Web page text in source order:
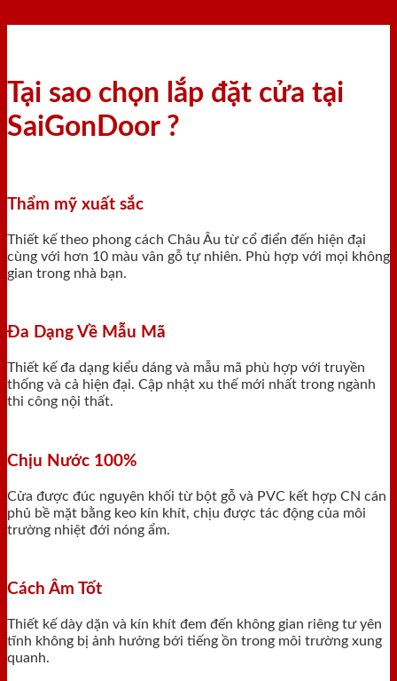
Tại sao chọn lắp đặt cửa tại
SaiGonDoor ?
Thẩm mỹ xuất sắc
Thiết kế theo phong cách Châu Âu từ cổ điển đến hiện đại
cùng với hơn 10 màu vân gỗ tự nhiên. Phù hợp với mọi không
gian trong nhà bạn.
Đa Dạng Về Mẫu Mã
Thiết kế đa dạng kiểu dáng và mẫu mã phù hợp với truyền
thống và cả hiện đại. Cập nhật xu thế mới nhất trong ngành
thi công nội thất.
Chịu Nước 100%
Cửa được đúc nguyên khối từ bột gỗ và PVC kết hợp CN cán
phủ bề mặt bằng keo kín khít, chịu được tác động của môi
trường nhiệt đới nóng ẩm.
Cách Âm Tốt
Thiết kế dày dặn và kín khít đem đến không gian riêng tư yên
tĩnh không bị ảnh hưởng bới tiếng ồn trong môi trường xung
quanh.